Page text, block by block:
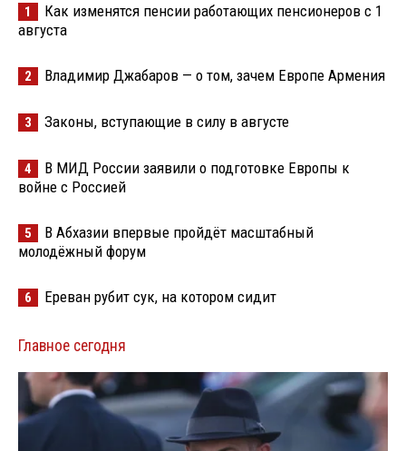
1
Как изменятся пенсии работающих пенсионеров с 1
августа
2 Владимир Джабаров — о том, зачем Европе Армения
3 Законы, вступающие в силу в августе
4
В МИД России заявили о подготовке Европы к
войне с Россией
5
В Абхазии впервые пройдёт масштабный
молодёжный форум
6 Ереван рубит сук, на котором сидит
Главное сегодня